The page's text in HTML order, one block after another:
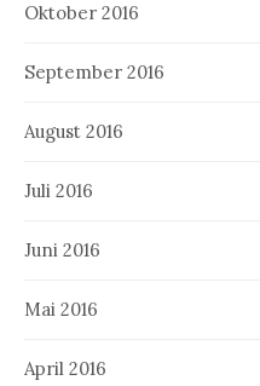
Oktober 2016
September 2016
August 2016
Juli 2016
Juni 2016
Mai 2016
April 2016